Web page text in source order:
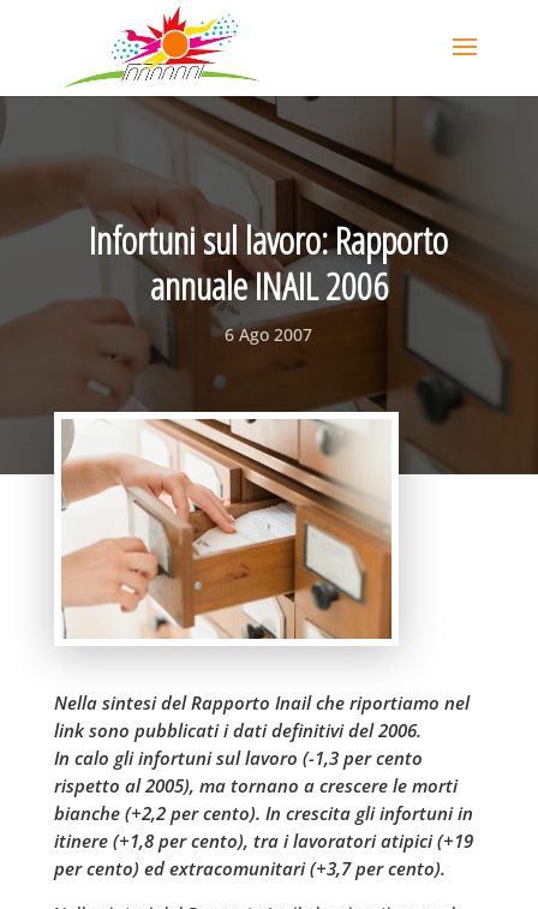
Infortuni sul lavoro: Rapporto
annuale INAIL 2006
6 Ago 2007
Nella sintesi del Rapporto Inail che riportiamo nel
link sono pubblicati i dati definitivi del 2006.
In calo gli infortuni sul lavoro (-1,3 per cento
rispetto al 2005), ma tornano a crescere le morti
bianche (+2,2 per cento). In crescita gli infortuni in
itinere (+1,8 per cento), tra i lavoratori atipici (+19
per cento) ed extracomunitari (+3,7 per cento).